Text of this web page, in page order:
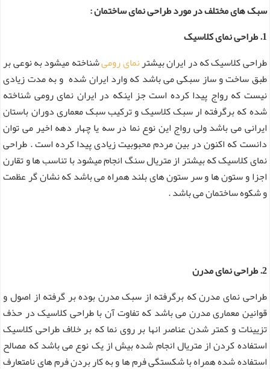
سبک های مختلف در مورد طراحی نمای ساختمان :
1. طراحی نمای کلاسیک
طراحی کلاسیک که در ایران بیشترنمای رومیشناخته میشود به نوعی بر
طبق ساخت و ساز سبکی می باشد که وارد ایران شده و به مدت زیادی
نیست که رواج پیدا کرده است جز اینکه در ایران نمای رومی شناخته
شده که برگرفته ار سبک کلاسیک و ترکیب سبک معماری دوران باستان
ایرانی می باشد ولی رواج این نوع نما در سه یا چهار دهه اخیر می توان
دانست که اکنون در بین مردم محبوبیت زیادی پیدا کرده است . طراحی
نمای کلاسیک که بیشتر از متریال سنگ انجام میشود با تناسب ها و تقارن
اجزا و ستون ها و سر ستون های بلند همراه می باشد که نشان گر عظمت
و شکوه ساختمان می باشد .
2. طراحی نمای مدرن
طراحی نمای مدرن که برگرفته از سبک مدرن بوده بر گرفته از اصول و
قوانین معماری مدرن می باشد که تفاوت آن با طراحی کلاسیک در حذف
تزیینات و کمتر شدن عناصر انها بر روی نما که بر خلاف طراحی کلاسیک
استفاده کردن از متریال انجام شده بیش از یک نوع می باشد که مصالح
استفاده شده همراه با شکستگی فرم ها و به کار بردن فرم های نامتعارف